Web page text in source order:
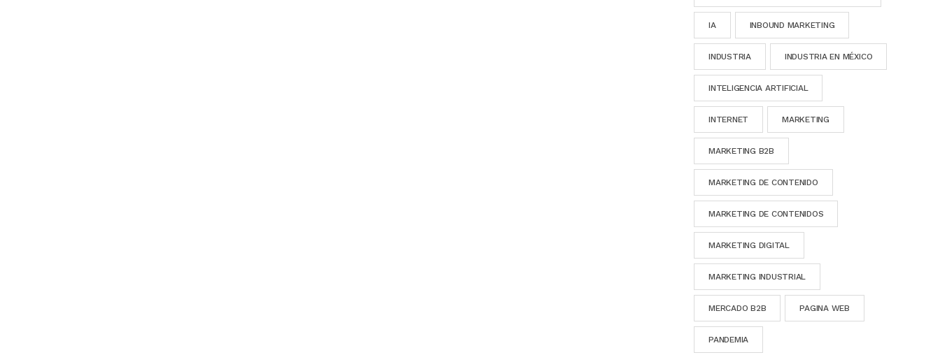
IA INBOUND MARKETING
INDUSTRIA INDUSTRIA EN MÉXICO
INTELIGENCIA ARTIFICIAL
INTERNET MARKETING
MARKETING B2B
MARKETING DE CONTENIDO
MARKETING DE CONTENIDOS
MARKETING DIGITAL
MARKETING INDUSTRIAL
MERCADO B2B PAGINA WEB
PANDEMIA